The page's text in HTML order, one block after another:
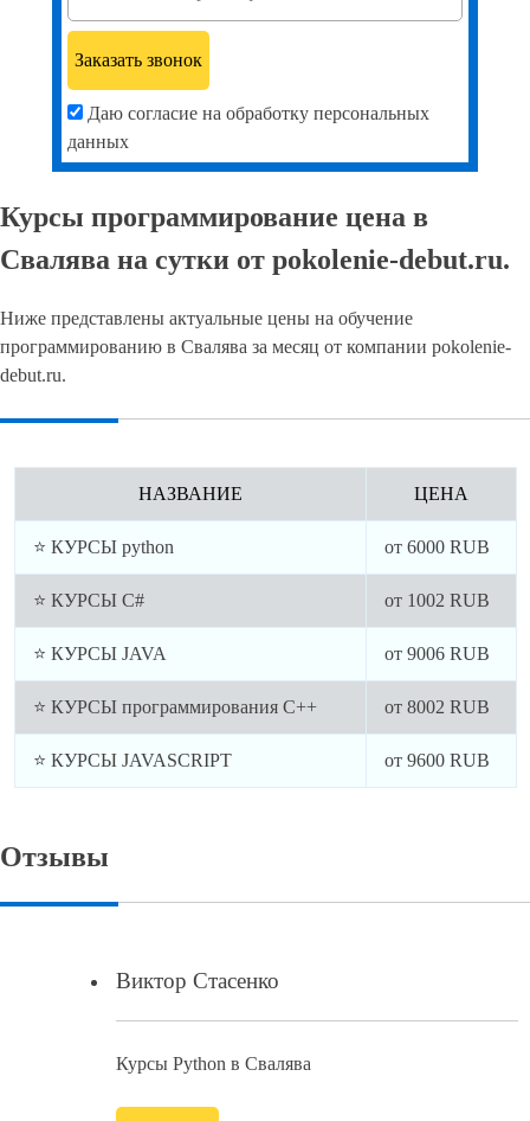
Даю согласие на обработку персональных
данных
Курсы программирование цена в
Свалява на сутки от pokolenie-debut.ru.
Ниже представлены актуальные цены на обучение
программированию в Свалява за месяц от компании pokolenie-
debut.ru.
НАЗВАНИЕ ЦЕНА
⭐ КУРСЫ python от 6000 RUB
⭐ КУРСЫ C# от 1002 RUB
⭐ КУРСЫ JAVA от 9006 RUB
⭐ КУРСЫ программирования C++ от 8002 RUB
⭐ КУРСЫ JAVASCRIPT от 9600 RUB
Отзывы
Виктор Стасенко
Курсы Python в Свалява